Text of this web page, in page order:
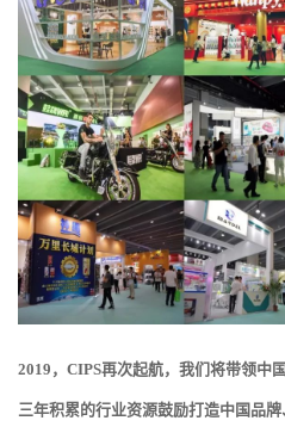
2019 ，CIPS再次起航，我们将带领中
三年积累的行业资源鼓励打造中国品